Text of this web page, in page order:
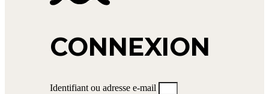
CONNEXION
Identifiant ou adresse e-mail